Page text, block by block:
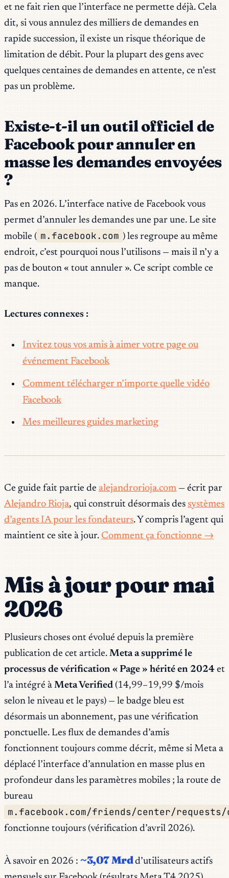
et ne fait rien que l’interface ne permette déjà. Cela
dit, si vous annulez des milliers de demandes en
rapide succession, il existe un risque théorique de
limitation de débit. Pour la plupart des gens avec
quelques centaines de demandes en attente, ce n’est
pas un problème.
Existe-t-il un outil officiel de
Facebook pour annuler en
masse les demandes envoyées
?
Pas en 2026. L’interface native de Facebook vous
permet d’annuler les demandes une par une. Le site
mobile ( m.facebook.com ) les regroupe au même
endroit, c’est pourquoi nous l’utilisons — mais il n’y a
pas de bouton « tout annuler ». Ce script comble ce
manque.
Lectures connexes :
Invitez tous vos amis à aimer votre page ou
événement Facebook
Comment télécharger n’importe quelle vidéo
Facebook
Mes meilleures guides marketing
Ce guide fait partie de alejandrorioja.com — écrit par
Alejandro Rioja, qui construit désormais des systèmes
d’agents IA pour les fondateurs. Y compris l’agent qui
maintient ce site à jour. Comment ça fonctionne →
Mis à jour pour mai
2026
Plusieurs choses ont évolué depuis la première
publication de cet article. Meta a supprimé le
processus de vérification « Page » hérité en 2024 et
l’a intégré à Meta Verified (14,99–19,99 $/mois
selon le niveau et le pays) — le badge bleu est
désormais un abonnement, pas une vérification
ponctuelle. Les flux de demandes d’amis
fonctionnent toujours comme décrit, même si Meta a
déplacé l’interface d’annulation en masse plus en
profondeur dans les paramètres mobiles ; la route de
bureau
m.facebook.com/friends/center/requests/
fonctionne toujours (vérification d’avril 2026).
À savoir en 2026 : ~3,07 Mrdd’utilisateurs actifs